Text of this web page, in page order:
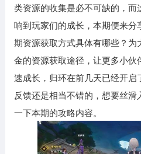
冒险解谜 赛车
动作射击
类资源的收集是必不可缺的，
响到玩家们的成长，本期便来
期资源获取方式具体有哪些？
金的资源获取途径，让更多小
速成长，归环在前几天已经开
反馈还是相当不错的，想要丝
一下本期的攻略内容。